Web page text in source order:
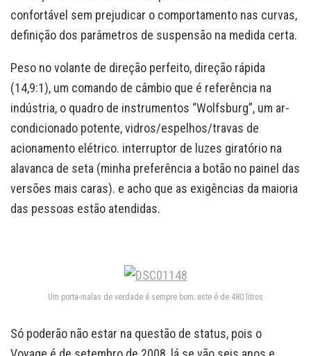
confortável sem prejudicar o comportamento nas curvas,
definição dos parâmetros de suspensão na medida certa.
Peso no volante de direção perfeito, direção rápida
(14,9:1), um comando de câmbio que é referência na
indústria, o quadro de instrumentos “Wolfsburg”, um ar-
condicionado potente, vidros/espelhos/travas de
acionamento elétrico. interruptor de luzes giratório na
alavanca de seta (minha preferência a botão no painel das
versões mais caras). e acho que as exigências da maioria
das pessoas estão atendidas.
Um porta-malas de verdade é sempre bom; este é de 480 litros
Só poderão não estar na questão de status, pois o